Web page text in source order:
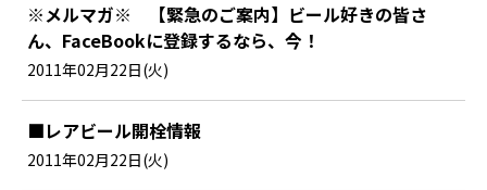
※メルマガ※ 【緊急のご案内】ビール好きの皆さ
ん、FaceBookに登録するなら、今！
2011年02月22日(火)
■レアビール開栓情報
2011年02月22日(火)